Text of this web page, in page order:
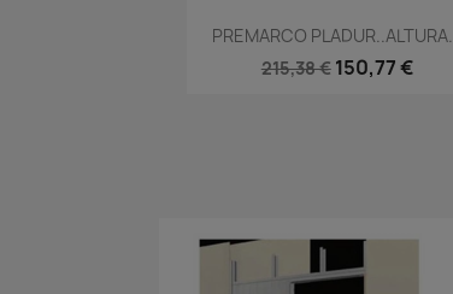
Vista rápida
PREMARCO PLADUR..ALTURA...
215,38 € 150,77 €